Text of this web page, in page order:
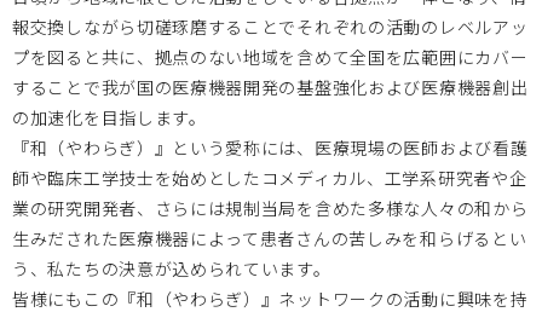
大阪医療センターBi-AMPS 2026.01.06
＜MDF会員以外も参加可能＞1/29医工連携マッチング例会
【次世代医療システム産業化フォーラム2025（MDF）】を
開催します。
岡山大学 2025.11.14
報交換しながら切磋琢磨することでそれぞれの活動のレベルアッ
プを図ると共に、拠点のない地域を含めて全国を広範囲にカバー
することで我が国の医療機器開発の基盤強化および医療機器創出
の加速化を目指します。
『和（やわらぎ）』という愛称には、医療現場の医師および看護
師や臨床工学技士を始めとしたコメディカル、工学系研究者や企
業の研究開発者、さらには規制当局を含めた多様な人々の和から
生みだされた医療機器によって患者さんの苦しみを和らげるとい
う、私たちの決意が込められています。
皆様にもこの『和（やわらぎ）』ネットワークの活動に興味を持